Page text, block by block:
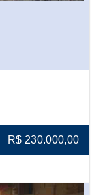
R$ 230.000,00